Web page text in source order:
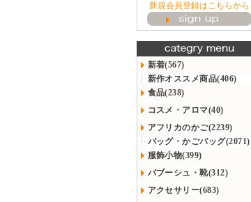
新規会員登録はこちらから
新着(567)
新作オススメ商品(406)
食品(238)
コスメ・アロマ(40)
アフリカのかご(2239)
バッグ・かごバッグ(2071)
服飾小物(399)
バブーシュ・靴(312)
アクセサリー(683)